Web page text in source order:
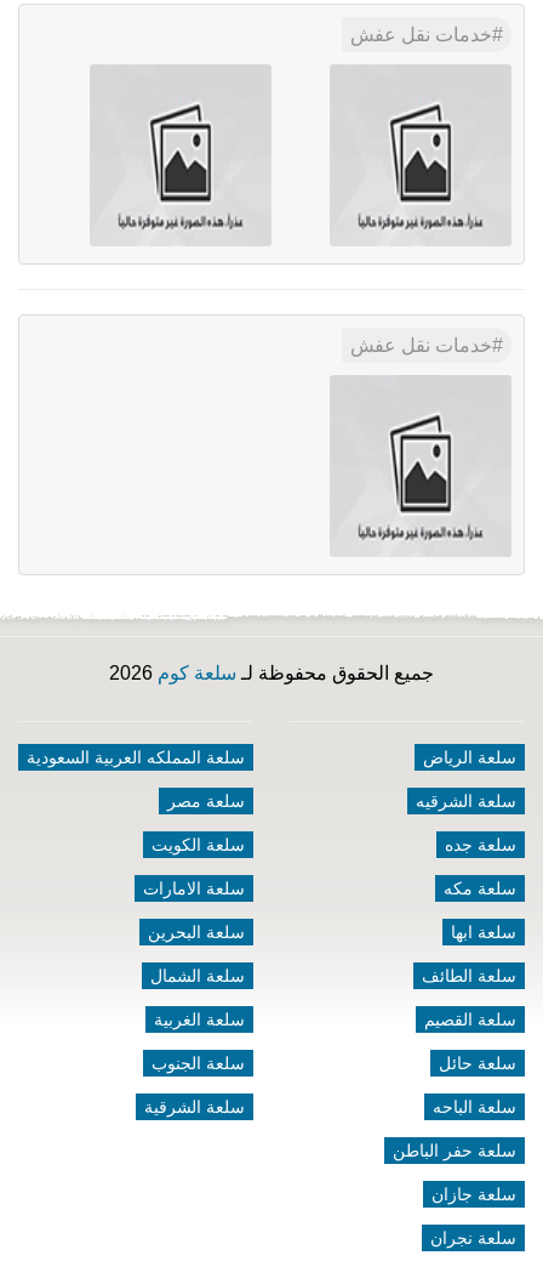
خدمات نقل عفش
خدمات نقل عفش
جميع الحقوق محفوظة لـ سلعة كوم
سلعة الرياض
سلعة الشرقيه
سلعة جده
سلعة مكه
سلعة ابها
سلعة الطائف
سلعة القصيم
سلعة حائل
سلعة الباحه
سلعة حفر الباطن
سلعة جازان
سلعة نجران
سلعة المملكه العربية السعودية
سلعة مصر
سلعة الكويت
سلعة الامارات
سلعة البحرين
سلعة الشمال
سلعة الغربية
سلعة الجنوب
سلعة الشرقية